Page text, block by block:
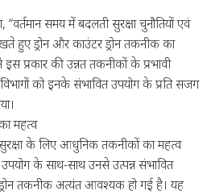
समय में बदलती सुरक्षा चुनौतियों एवं
ड्रोन और काउंटर ड्रोन तकनीक का
इस प्रकार की उन्नत तकनीकों के प्रभावी
को इनके संभावित उपयोग के प्रति सजग
महत्व
के लिए आधुनिक तकनीकों का महत्व
के साथ-साथ उनसे उत्पन्न संभावित
तकनीक अत्यंत आवश्यक हो गई है। यह